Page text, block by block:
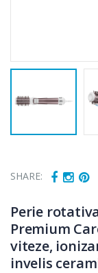
SHARE:
Perie
Premium
viteze,
invelis